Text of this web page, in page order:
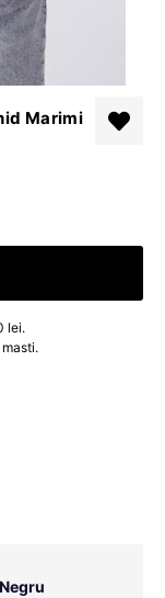
Marimi
lei.